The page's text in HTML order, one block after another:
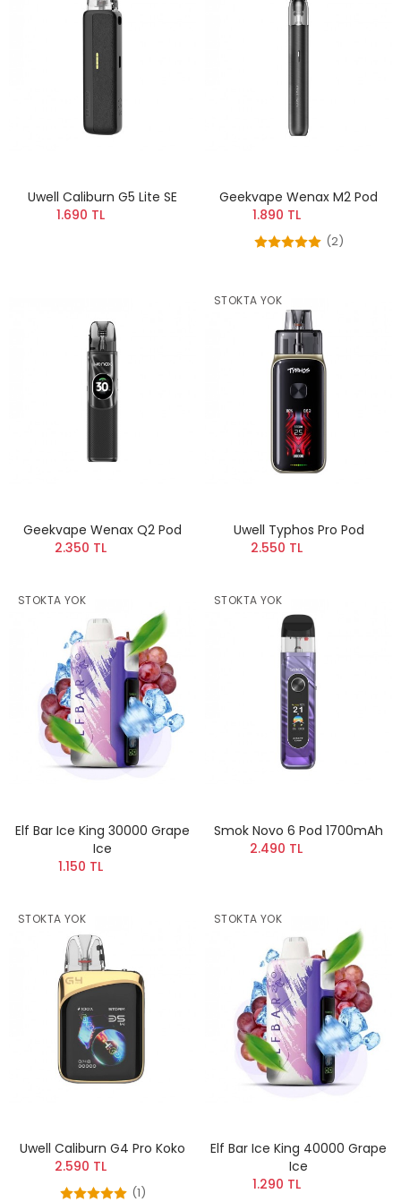
Uwell Caliburn G5 Lite SE
1.690 TL
Geekvape Wenax M2 Pod
1.890 TL
(2)
Geekvape Wenax Q2 Pod
2.350 TL
STOKTA YOK
Uwell Typhos Pro Pod
2.550 TL
STOKTA YOK
Elf Bar Ice King 30000 Grape
Ice
1.150 TL
STOKTA YOK
Smok Novo 6 Pod 1700mAh
2.490 TL
STOKTA YOK
Uwell Caliburn G4 Pro Koko
2.590 TL
(1)
STOKTA YOK
Elf Bar Ice King 40000 Grape
Ice
1.290 TL